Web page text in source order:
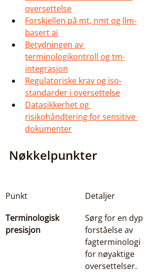
oversettelse
Forskjellen på mt, nmt og llm-
basert ai
Betydningen av
terminologikontroll og tm-
integrasjon
Regulatoriske krav og iso-
standarder i oversettelse
Datasikkerhet og
risikohåndtering for sensitive
dokumenter
Nøkkelpunkter
Punkt
Detaljer
Terminologisk
presisjon
Sørg for en dyp
forståelse av
fagterminologi
for nøyaktige
oversettelser.